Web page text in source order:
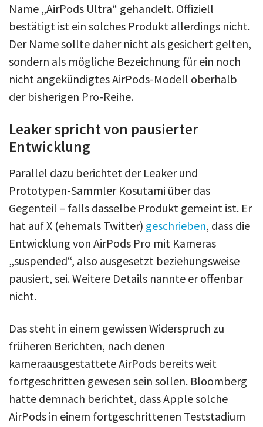
Name „AirPods Ultra“ gehandelt. Offiziell
bestätigt ist ein solches Produkt allerdings nicht.
Der Name sollte daher nicht als gesichert gelten,
sondern als mögliche Bezeichnung für ein noch
nicht angekündigtes AirPods-Modell oberhalb
der bisherigen Pro-Reihe.
Leaker spricht von pausierter
Entwicklung
Parallel dazu berichtet der Leaker und
Prototypen-Sammler Kosutami über das
Gegenteil – falls dasselbe Produkt gemeint ist. Er
hat auf X (ehemals Twitter) geschrieben, dass die
Entwicklung von AirPods Pro mit Kameras
„suspended“, also ausgesetzt beziehungsweise
pausiert, sei. Weitere Details nannte er offenbar
nicht.
Das steht in einem gewissen Widerspruch zu
früheren Berichten, nach denen
kameraausgestattete AirPods bereits weit
fortgeschritten gewesen sein sollen. Bloomberg
hatte demnach berichtet, dass Apple solche
AirPods in einem fortgeschrittenen Teststadium